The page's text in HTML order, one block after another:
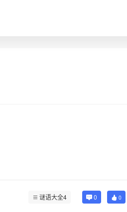
谜语大全4 0 0